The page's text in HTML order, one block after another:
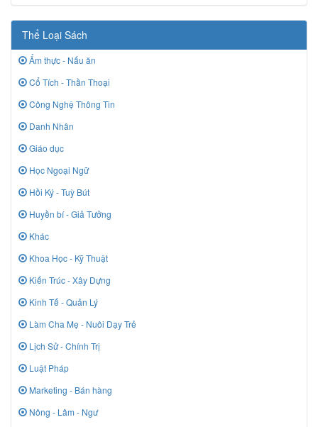
Thể Loại Sách
Ẩm thực - Nấu ăn
Cổ Tích - Thần Thoại
Công Nghệ Thông Tin
Danh Nhân
Giáo dục
Học Ngoại Ngữ
Hồi Ký - Tuỳ Bút
Huyền bí - Giả Tưởng
Khác
Khoa Học - Kỹ Thuật
Kiến Trúc - Xây Dựng
Kinh Tế - Quản Lý
Làm Cha Mẹ - Nuôi Dạy Trẻ
Lịch Sử - Chính Trị
Luật Pháp
Marketing - Bán hàng
Nông - Lâm - Ngư